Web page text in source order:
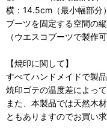
横：14.5cm（最小幅部分）
ブーツを固定する空間の
（ウエスコブーツで製作
【焼印に関して】
すべてハンドメイドで製
焼印ゴテの温度差によっ
また、本製品では天然木
ともありますのでお買い